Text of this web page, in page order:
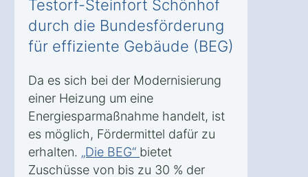
Testorf-Steinfort Schönhof
durch die Bundesförderung
für effiziente Gebäude (BEG)
Da es sich bei der Modernisierung
einer Heizung um eine
Energiesparmaßnahme handelt, ist
es möglich, Fördermittel dafür zu
erhalten. „Die BEG“ bietet
Zuschüsse von bis zu 30 % der